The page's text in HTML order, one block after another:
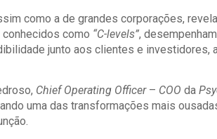
como a de grandes corporações,
como “C-levels”,
junto aos clientes e investidores,
Chief Operating Officer– COO da
uma das transformações mais